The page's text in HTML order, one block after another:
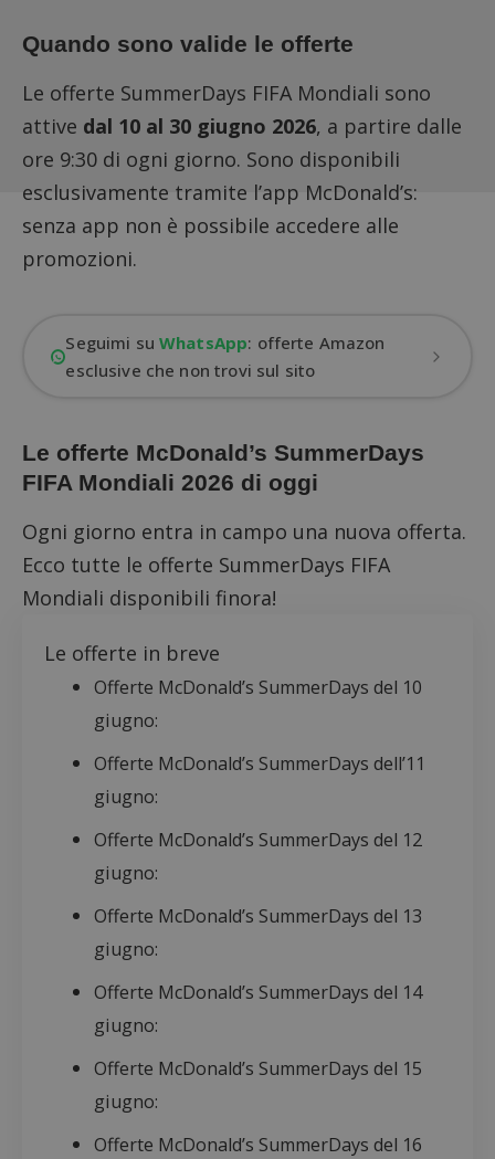
Quando sono valide le offerte
Le offerte SummerDays FIFA Mondiali sono
attive dal 10 al 30 giugno 2026, a partire dalle
ore 9:30 di ogni giorno. Sono disponibili
esclusivamente tramite l’app McDonald’s:
senza app non è possibile accedere alle
promozioni.
Seguimi suWhatsApp: offerte Amazon
esclusive che non trovi sul sito
Le offerte McDonald’s SummerDays
FIFA Mondiali 2026 di oggi
Ogni giorno entra in campo una nuova offerta.
Ecco tutte le offerte SummerDays FIFA
Mondiali disponibili finora!
Le offerte in breve
Offerte McDonald’s SummerDays del 10
giugno:
Offerte McDonald’s SummerDays dell’11
giugno:
Offerte McDonald’s SummerDays del 12
giugno:
Offerte McDonald’s SummerDays del 13
giugno:
Offerte McDonald’s SummerDays del 14
giugno:
Offerte McDonald’s SummerDays del 15
giugno:
Offerte McDonald’s SummerDays del 16